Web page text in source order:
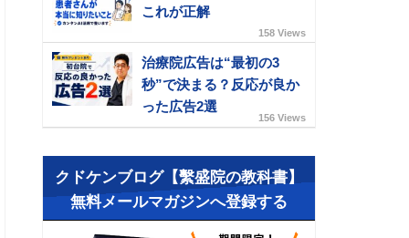
これが正解
158 Views
治療院広告は“最初の3
秒”で決まる？反応が良か
った広告2選
156 Views
クドケンブログ【繫盛院の教科書】
無料メールマガジンへ登録する